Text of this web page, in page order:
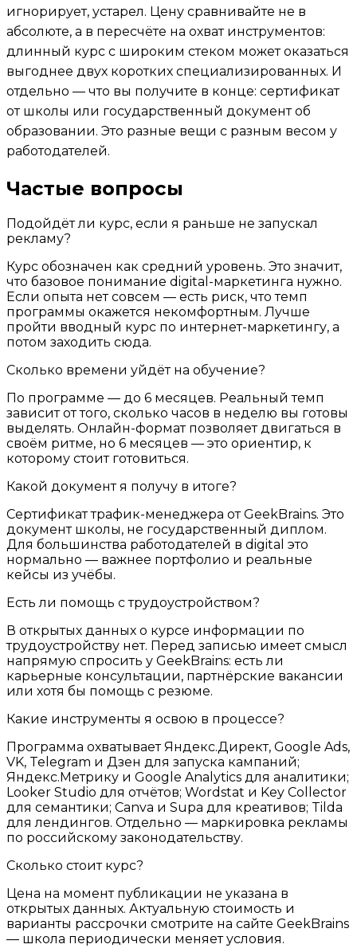
игнорирует, устарел. Цену сравнивайте не в
абсолюте, а в пересчёте на охват инструментов:
длинный курс с широким стеком может оказаться
выгоднее двух коротких специализированных. И
отдельно — что вы получите в конце: сертификат
от школы или государственный документ об
образовании. Это разные вещи с разным весом у
работодателей.
Частые вопросы
Подойдёт ли курс, если я раньше не запускал
рекламу?
Курс обозначен как средний уровень. Это значит,
что базовое понимание digital-маркетинга нужно.
Если опыта нет совсем — есть риск, что темп
программы окажется некомфортным. Лучше
пройти вводный курс по интернет-маркетингу, а
потом заходить сюда.
Сколько времени уйдёт на обучение?
По программе — до 6 месяцев. Реальный темп
зависит от того, сколько часов в неделю вы готовы
выделять. Онлайн-формат позволяет двигаться в
своём ритме, но 6 месяцев — это ориентир, к
которому стоит готовиться.
Какой документ я получу в итоге?
Сертификат трафик-менеджера от GeekBrains. Это
документ школы, не государственный диплом.
Для большинства работодателей в digital это
нормально — важнее портфолио и реальные
кейсы из учёбы.
Есть ли помощь с трудоустройством?
В открытых данных о курсе информации по
трудоустройству нет. Перед записью имеет смысл
напрямую спросить у GeekBrains: есть ли
карьерные консультации, партнёрские вакансии
или хотя бы помощь с резюме.
Какие инструменты я освою в процессе?
Программа охватывает Яндекс.Директ, Google Ads,
VK, Telegram и Дзен для запуска кампаний;
Яндекс.Метрику и Google Analytics для аналитики;
Looker Studio для отчётов; Wordstat и Key Collector
для семантики; Canva и Supa для креативов; Tilda
для лендингов. Отдельно — маркировка рекламы
по российскому законодательству.
Сколько стоит курс?
Цена на момент публикации не указана в
открытых данных. Актуальную стоимость и
варианты рассрочки смотрите на сайте GeekBrains
— школа периодически меняет условия.